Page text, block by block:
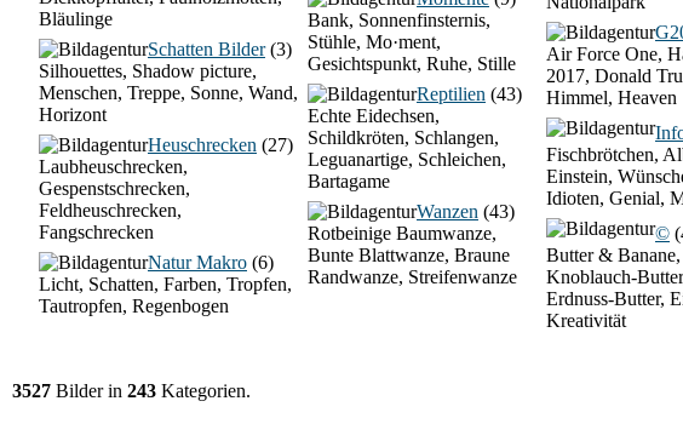
Bläulinge
Schatten Bilder(3)
Silhouettes, Shadow picture,
Menschen, Treppe, Sonne, Wand,
Horizont
Heuschrecken (27)
Laubheuschrecken,
Gespenstschrecken,
Feldheuschrecken,
Fangschrecken
Natur Makro (6)
Licht, Schatten, Farben, Tropfen,
Tautropfen, Regenbogen
Bank, Sonnenfinsternis,
Stühle, Mo·ment,
Gesichtspunkt, Ruhe, Stille
Reptilien (43)
Echte Eidechsen,
Schildkröten, Schlangen,
Leguanartige, Schleichen,
Bartagame
Wanzen (43)
Rotbeinige Baumwanze,
Bunte Blattwanze, Braune
Randwanze, Streifenwanze
Air Force One,
2017, Donald
Himmel, Heaven
Fischbrötchen,
Einstein,
Idioten, Genial,
©
Butter & Banane,
Knoblauch-
Erdnuss-Butter,
Kreativität
3527 Bilder in 243 Kategorien.